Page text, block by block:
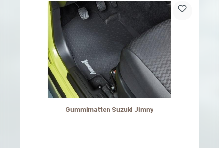
Gummimatten Suzuki Jimny